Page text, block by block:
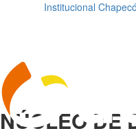
Institucional Chapecó
NÚCLEO DE